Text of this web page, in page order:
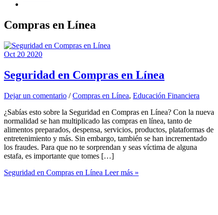
Compras en Línea
Oct 20 2020
Seguridad en Compras en Línea
Dejar un comentario /Compras en Línea, Educación Financiera
¿Sabías esto sobre la Seguridad en Compras en Línea? Con la nueva
normalidad se han multiplicado las compras en línea, tanto de
alimentos preparados, despensa, servicios, productos, plataformas de
entretenimiento y más. Sin embargo, también se han incrementado
los fraudes. Para que no te sorprendan y seas víctima de alguna
estafa, es importante que tomes […]
Seguridad en Compras en Línea Leer más »